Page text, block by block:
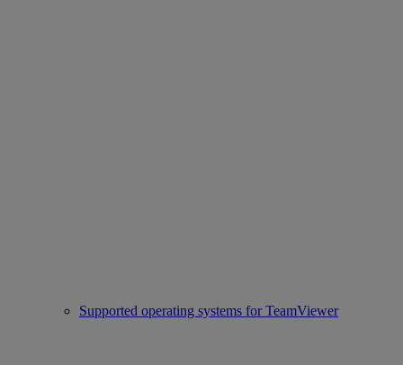
Supported operating systems for TeamViewer